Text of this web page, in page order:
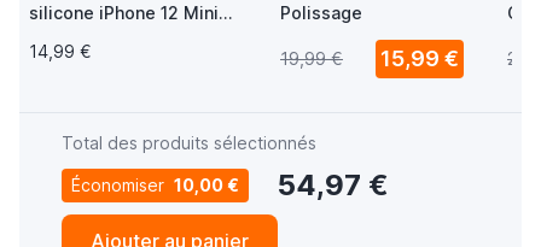
silicone iPhone 12 Mini
14,99 €
Polissage
19,99 € 15,99 €
Total des produits sélectionnés
Économiser 10,00 € 54,97 €
Ajouter au panier